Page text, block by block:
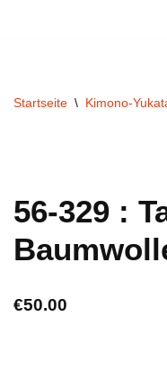
Startseite \ Kimono-
56-329 :
€50.00